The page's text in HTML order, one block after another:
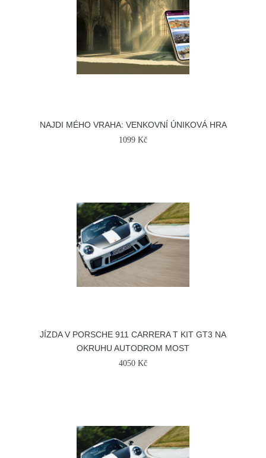
NAJDI MÉHO VRAHA: VENKOVNÍ ÚNIKOVÁ HRA
1099 Kč
JÍZDA V PORSCHE 911 CARRERA T KIT GT3 NA
OKRUHU AUTODROM MOST
4050 Kč